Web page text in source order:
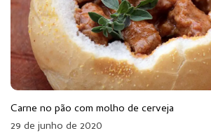
Carne no pão com molho de cerveja
29 de junho de 2020